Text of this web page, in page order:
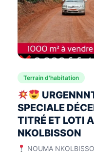
Terrain d'habitation
SPECIALE
TITRÉ ET LOTI
NKOLBISSON
NOUMA